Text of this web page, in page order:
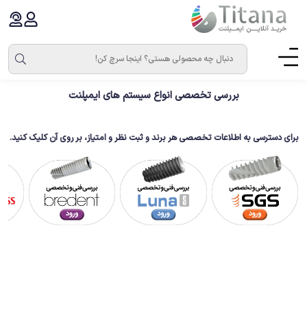
بررسی تخصصی انواع سیستم های ایمپلنت
برای دسترسی به اطلاعات تخصصی هر برند و ثبت نظر و امتیاز، بر روی آن کلیک کنید.